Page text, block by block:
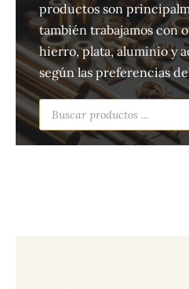
productos son
también trabajamos con
hierro, plata, aluminio y
según las preferencias
Búsqueda
de
productos